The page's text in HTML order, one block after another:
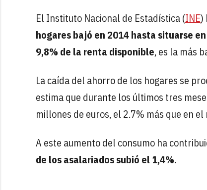
El Instituto Nacional de Estadística (INE)
hogares bajó en 2014 hasta situarse
9,8% de la renta disponible, es la más
La caída del ahorro de los hogares se
estima que durante los últimos tres
millones de euros, el 2.7% más que en
A este aumento del consumo ha
de los asalariados subió el 1,4%.